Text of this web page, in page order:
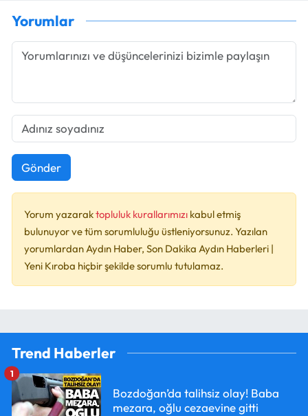
Yorumlar
Gönder
Yorum yazaraktopluluk kurallarımızı kabul etmiş
bulunuyor ve tüm sorumluluğu üstleniyorsunuz. Yazılan
yorumlardan Aydın Haber, Son Dakika Aydın Haberleri |
Yeni Kıroba hiçbir şekilde sorumlu tutulamaz.
Trend Haberler
Bozdoğan’da talihsiz olay! Baba
mezara, oğlu cezaevine gitti
1